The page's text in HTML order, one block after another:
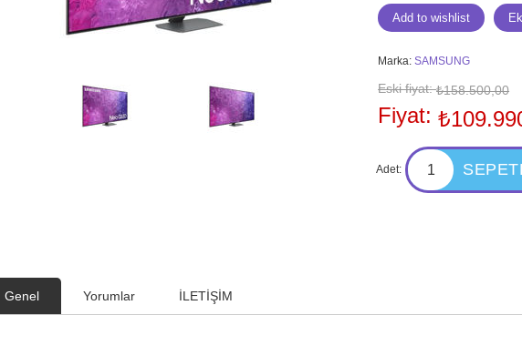
Marka: SAMSUNG
Eski fiyat: ₺158.500,00
Fiyat:
Adet:
Genel Yorumlar İLETİŞİM